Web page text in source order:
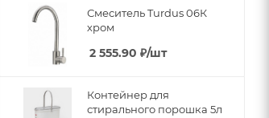
Смеситель Turdus 06К
хром
2 555.90 ₽/шт
Контейнер для
стирального порошка 5л